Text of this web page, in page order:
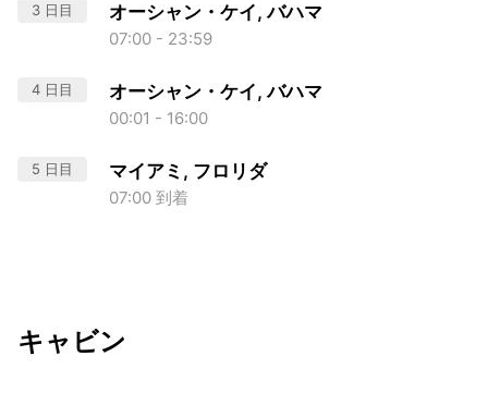
3 日目 オーシャン・ケイ, バハマ
07:00 - 23:59
4 日目 オーシャン・ケイ, バハマ
00:01 - 16:00
5 日目 マイアミ, フロリダ
07:00 到着
キャビン